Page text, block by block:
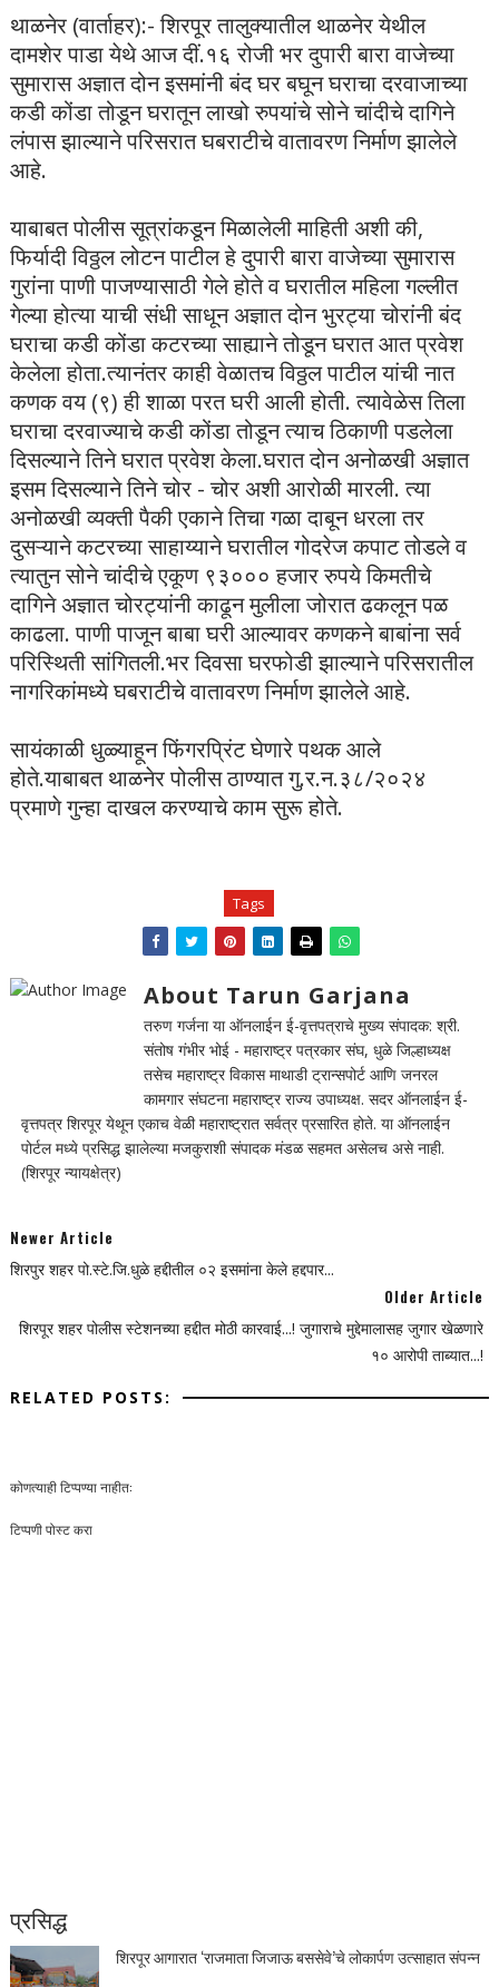
थाळनेर (वार्ताहर):- शिरपूर तालुक्यातील थाळनेर येथील
दामशेर पाडा येथे आज दीं.१६ रोजी भर दुपारी बारा वाजेच्या
सुमारास अज्ञात दोन इसमांनी बंद घर बघून घराचा दरवाजाच्या
कडी कोंडा तोडून घरातून लाखो रुपयांचे सोने चांदीचे दागिने
लंपास झाल्याने परिसरात घबराटीचे वातावरण निर्माण झालेले
आहे.
याबाबत पोलीस सूत्रांकडून मिळालेली माहिती अशी की,
फिर्यादी विठ्ठल लोटन पाटील हे दुपारी बारा वाजेच्या सुमारास
गुरांना पाणी पाजण्यासाठी गेले होते व घरातील महिला गल्लीत
गेल्या होत्या याची संधी साधून अज्ञात दोन भुरट्या चोरांनी बंद
घराचा कडी कोंडा कटरच्या साह्याने तोडून घरात आत प्रवेश
केलेला होता.त्यानंतर काही वेळातच विठ्ठल पाटील यांची नात
कणक वय (९) ही शाळा परत घरी आली होती. त्यावेळेस तिला
घराचा दरवाज्याचे कडी कोंडा तोडून त्याच ठिकाणी पडलेला
दिसल्याने तिने घरात प्रवेश केला.घरात दोन अनोळखी अज्ञात
इसम दिसल्याने तिने चोर - चोर अशी आरोळी मारली. त्या
अनोळखी व्यक्ती पैकी एकाने तिचा गळा दाबून धरला तर
दुसऱ्याने कटरच्या साहाय्याने घरातील गोदरेज कपाट तोडले व
त्यातुन सोने चांदीचे एकूण ९३००० हजार रुपये किमतीचे
दागिने अज्ञात चोरट्यांनी काढून मुलीला जोरात ढकलून पळ
काढला. पाणी पाजून बाबा घरी आल्यावर कणकने बाबांना सर्व
परिस्थिती सांगितली.भर दिवसा घरफोडी झाल्याने परिसरातील
नागरिकांमध्ये घबराटीचे वातावरण निर्माण झालेले आहे.
सायंकाळी धुळ्याहून फिंगरप्रिंट घेणारे पथक आले
होते.याबाबत थाळनेर पोलीस ठाण्यात गु.र.न.३८/२०२४
प्रमाणे गुन्हा दाखल करण्याचे काम सुरू होते.
Tags
About Tarun Garjana
तरुण गर्जना या ऑनलाईन ई-वृत्तपत्राचे मुख्य संपादक: श्री.
संतोष गंभीर भोई - महाराष्ट्र पत्रकार संघ, धुळे जिल्हाध्यक्ष
तसेच महाराष्ट्र विकास माथाडी ट्रान्सपोर्ट आणि जनरल
कामगार संघटना महाराष्ट्र राज्य उपाध्यक्ष. सदर ऑनलाईन ई-
वृत्तपत्र शिरपूर येथून एकाच वेळी महाराष्ट्रात सर्वत्र प्रसारित होते. या ऑनलाईन
पोर्टल मध्ये प्रसिद्ध झालेल्या मजकुराशी संपादक मंडळ सहमत असेलच असे नाही.
(शिरपूर न्यायक्षेत्र)
Newer Article
शिरपुर शहर पो.स्टे.जि.धुळे हद्दीतील ०२ इसमांना केले हद्दपार...
Older Article
शिरपूर शहर पोलीस स्टेशनच्या हद्दीत मोठी कारवाई...! जुगाराचे मुद्देमालासह जुगार खेळणारे
१० आरोपी ताब्यात...!
RELATED POSTS:
कोणत्याही टिप्पण्‍या नाहीत:
टिप्पणी पोस्ट करा
प्रसिद्ध
शिरपूर आगारात ‘राजमाता जिजाऊ बससेवे’चे लोकार्पण उत्साहात संपन्न